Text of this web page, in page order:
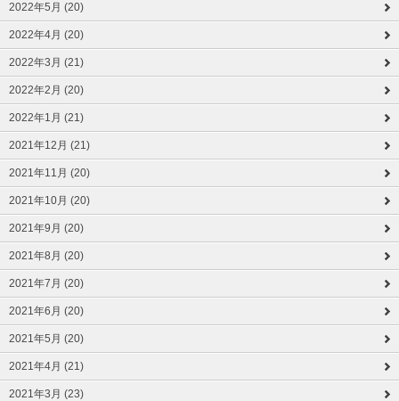
2022年5月 (20)
2022年4月 (20)
2022年3月 (21)
2022年2月 (20)
2022年1月 (21)
2021年12月 (21)
2021年11月 (20)
2021年10月 (20)
2021年9月 (20)
2021年8月 (20)
2021年7月 (20)
2021年6月 (20)
2021年5月 (20)
2021年4月 (21)
2021年3月 (23)